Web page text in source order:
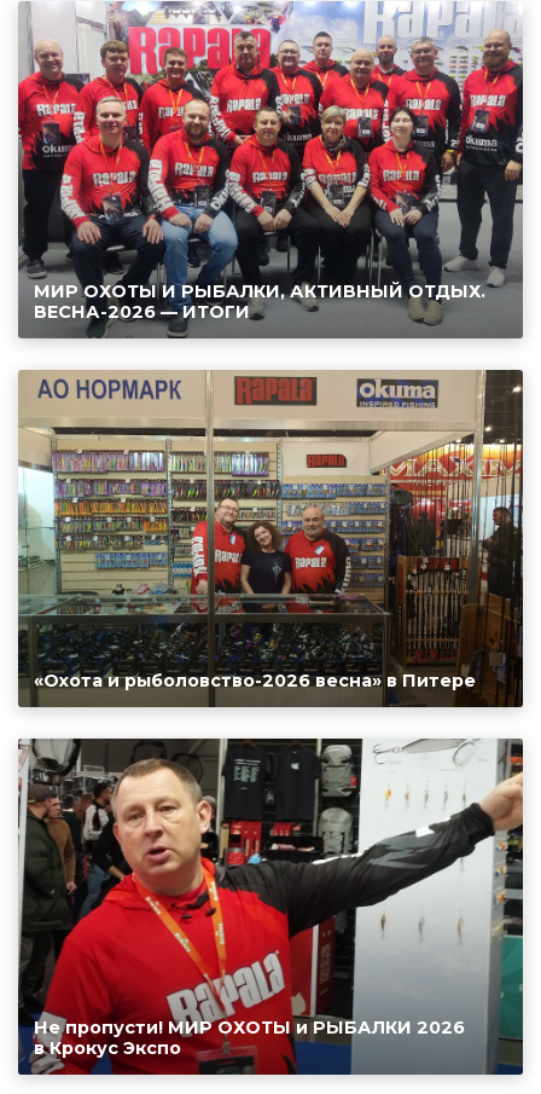
МИР ОХОТЫ И РЫБАЛКИ, АКТИВНЫЙ ОТДЫХ.
ВЕСНА-2026 — ИТОГИ
«Охота и рыболовство-2026 весна» в Питере
Не пропусти! МИР ОХОТЫ и РЫБАЛКИ 2026
в Крокус Экспо